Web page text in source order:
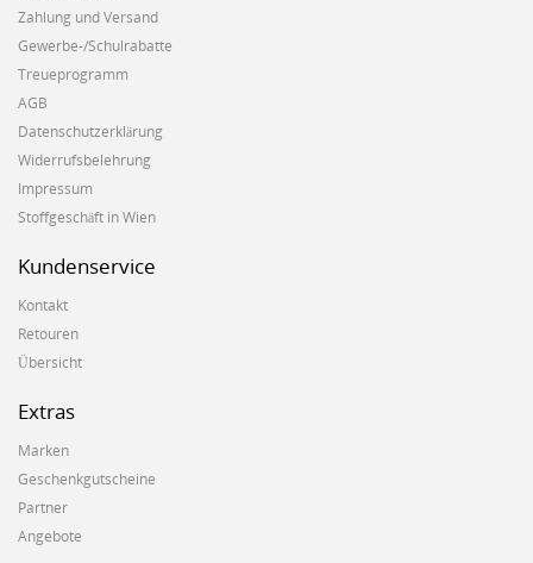
Zahlung und Versand
Gewerbe-/Schulrabatte
Treueprogramm
AGB
Datenschutzerklärung
Widerrufsbelehrung
Impressum
Stoffgeschäft in Wien
Kundenservice
Kontakt
Retouren
Übersicht
Extras
Marken
Geschenkgutscheine
Partner
Angebote